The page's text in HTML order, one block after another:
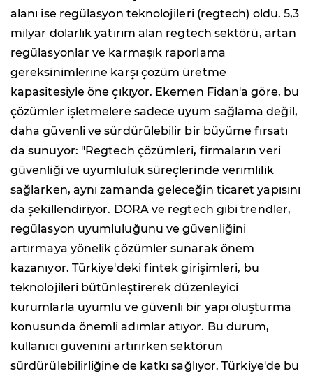
alanı ise regülasyon teknolojileri (regtech) oldu. 5,3
milyar dolarlık yatırım alan regtech sektörü, artan
regülasyonlar ve karmaşık raporlama
gereksinimlerine karşı çözüm üretme
kapasitesiyle öne çıkıyor. Ekemen Fidan'a göre, bu
çözümler işletmelere sadece uyum sağlama değil,
daha güvenli ve sürdürülebilir bir büyüme fırsatı
da sunuyor: "Regtech çözümleri, firmaların veri
güvenliği ve uyumluluk süreçlerinde verimlilik
sağlarken, aynı zamanda geleceğin ticaret yapısını
da şekillendiriyor. DORA ve regtech gibi trendler,
regülasyon uyumluluğunu ve güvenliğini
artırmaya yönelik çözümler sunarak önem
kazanıyor. Türkiye'deki fintek girişimleri, bu
teknolojileri bütünleştirerek düzenleyici
kurumlarla uyumlu ve güvenli bir yapı oluşturma
konusunda önemli adımlar atıyor. Bu durum,
kullanıcı güvenini artırırken sektörün
sürdürülebilirliğine de katkı sağlıyor. Türkiye'de bu